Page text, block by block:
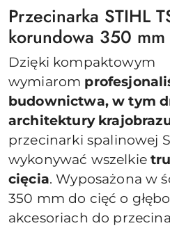
Przecinarka STIHL
korundowa 350
Dzięki kompaktowym
wymiarom
budownictwa, w tym
architektury
przecinarki spalinowej
wykonywać wszelkie
cięcia. Wyposażona w
350 mm do cięć o
akcesoriach do